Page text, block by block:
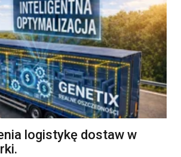
logistykę dostaw w